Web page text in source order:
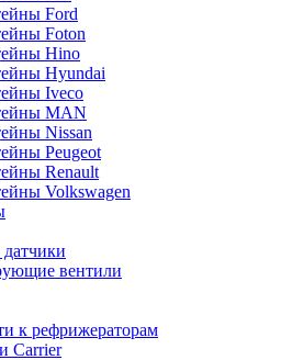
Ford
Foton
Hino
Hyundai
Iveco
MAN
Nissan
Peugeot
Renault
Volkswagen
вентили
к рефрижераторам
Carrier